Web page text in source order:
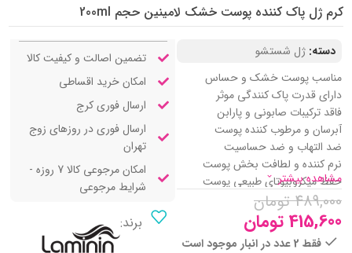
کرم ژل پاک کننده پوست خشک لامینین حجم 200ml
دسته: ژل شستشو
مناسب پوست خشک و حساس
دارای قدرت پاک کنندگی موثر
فاقد ترکیبات صابونی و پارابن
آبرسان و مرطوب کننده پوست
ضد التهاب و ضد حساسیت
نرم کننده و لطافت بخش پوست
حفظ میکروبیوتای طبیعی پوست
حاوی روغن سبوس برنج
مشاهده بیشتر
489,000 تومان
415,600 تومان
فقط 2 عدد در انبار موجود است
تضمین اصالت و کیفیت کالا
امکان خرید اقساطی
ارسال فوری کرج
ارسال فوری در روزهای زوج
تهران
امکان مرجوعی کالا 7 روزه -
شرایط مرجوعی
برند: